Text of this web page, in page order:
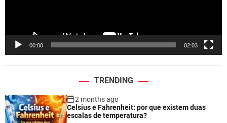
00:00 02:03
TRENDING
2 months ago
Celsius e Fahrenheit: por que existem duas
escalas de temperatura?